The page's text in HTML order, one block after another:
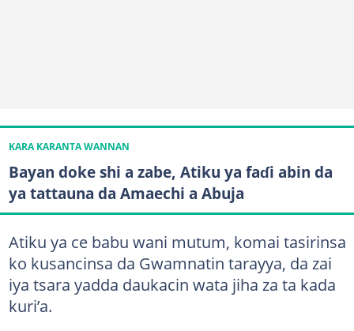
KARA KARANTA WANNAN
Bayan doke shi a zabe, Atiku ya faɗi abin da
ya tattauna da Amaechi a Abuja
Atiku ya ce babu wani mutum, komai tasirinsa
ko kusancinsa da Gwamnatin tarayya, da zai
iya tsara yadda daukacin wata jiha za ta kada
kuri’a.